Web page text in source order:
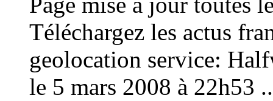
Téléchargez les actus
geolocation service:
le 5 mars 2008 à 22h53